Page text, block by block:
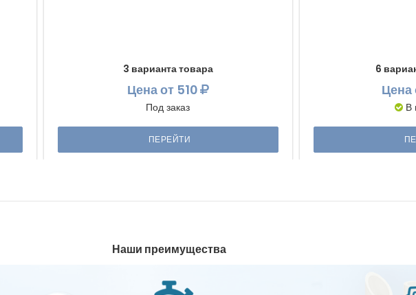
3 варианта товара
Ценаот 510
Под заказ
ПЕРЕЙТИ
6
Цена
В
Наши преимущества